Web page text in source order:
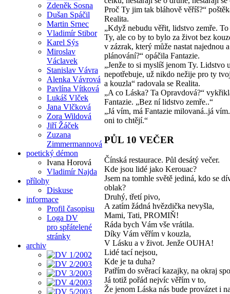
Zdeněk Sosna
Dušan Spáčil
Martin Srnec
Vladimír Stibor
Karel Sýs
Miroslav
Václavek
Stanislav Vávra
Alenka Vávrová
Pavlína Vítková
Lukáš Vlček
Jana Vlčková
Zora Wildová
Jiří Žáček
Zuzana
Zimmermannová
poetický démon
Ivana Horová
Vladimír Najda
přílohy
Diskuse
informace
Profil časopisu
Loga DV
pro spřátelené
stránky
archiv
Proč Ty jim tak bláhově věříš?“
Realita.
„Když nebudu věřit, lidstvo zemře. To
Ty, ale co by to bylo za život bez
v zázrak, který může nastat najednou
plánování?“ opáčila Fantazie.
„Jenže to si myslíš jenom Ty. Lidstvo
nepotřebuje, už nikdo nežije pro ty
a kouzla“ radovala se Realita.
„A co Láska? Ta Opravdová?“
Fantazie. „Bez ní lidstvo zemře..“
„Já vím, má Fantazie milovaná..já
oni to chtějí.“
PŮL 10 VEČER
Čínská restaurace. Půl desátý večer.
Kde jsou lidé jako Kerouac?
Jsem na tomhle světě jediná, kdo se
oblak?
Druhý, třetí pivo,
A zatím žádná hvězdička nevyšla,
Mami, Tati, PROMIŇ!
Ráda bych Vám vše vrátila.
Díky Vám věřím v kouzla,
V Lásku a v život. Jenže OUHA!
Lidé tací nejsou,
Kde je ta duha?
Patřím do svěrací kazajky, na okraj
Já totiž pořád nejvíc věřím v to,
Že jenom Láska nás bude provázet i